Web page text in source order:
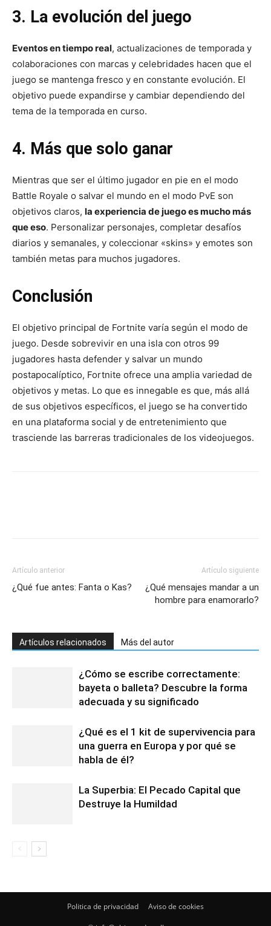
3. La evolución del juego
Eventos en tiempo real, actualizaciones de temporada y
colaboraciones con marcas y celebridades hacen que el
juego se mantenga fresco y en constante evolución. El
objetivo puede expandirse y cambiar dependiendo del
tema de la temporada en curso.
4. Más que solo ganar
Mientras que ser el último jugador en pie en el modo
Battle Royale o salvar el mundo en el modo PvE son
objetivos claros, la experiencia de juego es mucho más
que eso. Personalizar personajes, completar desafíos
diarios y semanales, y coleccionar «skins» y emotes son
también metas para muchos jugadores.
Conclusión
El objetivo principal de Fortnite varía según el modo de
juego. Desde sobrevivir en una isla con otros 99
jugadores hasta defender y salvar un mundo
postapocalíptico, Fortnite ofrece una amplia variedad de
objetivos y metas. Lo que es innegable es que, más allá
de sus objetivos específicos, el juego se ha convertido
en una plataforma social y de entretenimiento que
trasciende las barreras tradicionales de los videojuegos.
Artículo anterior
¿Qué fue antes: Fanta o Kas?
Artículo siguiente
¿Qué mensajes mandar a un
hombre para enamorarlo?
Artículos relacionados Más del autor
¿Cómo se escribe correctamente:
bayeta o balleta? Descubre la forma
adecuada y su significado
¿Qué es el 1 kit de supervivencia para
una guerra en Europa y por qué se
habla de él?
La Superbia: El Pecado Capital que
Destruye la Humildad
Politica de privacidad Aviso de cookies